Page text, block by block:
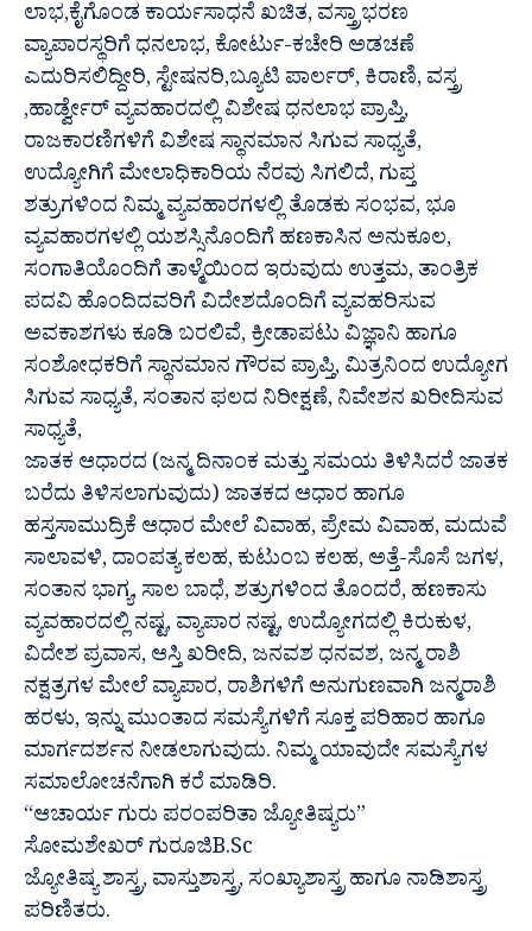
ಲಾಭ,ಕೈಗೊಂಡ ಕಾರ್ಯಸಾಧನೆ ಖಚಿತ, ವಸ್ತ್ರಾಭರಣ
ವ್ಯಾಪಾರಸ್ಥರಿಗೆ ಧನಲಾಭ, ಕೋರ್ಟು-ಕಚೇರಿ ಅಡಚಣೆ
ಎದುರಿಸಲಿದ್ದೀರಿ, ಸ್ಟೇಷನರಿ,ಬ್ಯೂಟಿ ಪಾರ್ಲರ್, ಕಿರಾಣಿ, ವಸ್ತ್ರ
,ಹಾರ್ಡ್ವೇರ್ ವ್ಯವಹಾರದಲ್ಲಿ ವಿಶೇಷ ಧನಲಾಭ ಪ್ರಾಪ್ತಿ,
ರಾಜಕಾರಣಿಗಳಿಗೆ ವಿಶೇಷ ಸ್ಥಾನಮಾನ ಸಿಗುವ ಸಾಧ್ಯತೆ,
ಉದ್ಯೋಗಿಗೆ ಮೇಲಾಧಿಕಾರಿಯ ನೆರವು ಸಿಗಲಿದೆ, ಗುಪ್ತ
ಶತ್ರುಗಳಿಂದ ನಿಮ್ಮ ವ್ಯವಹಾರಗಳಲ್ಲಿ ತೊಡಕು ಸಂಭವ, ಭೂ
ವ್ಯವಹಾರಗಳಲ್ಲಿ ಯಶಸ್ಸಿನೊಂದಿಗೆ ಹಣಕಾಸಿನ ಅನುಕೂಲ,
ಸಂಗಾತಿಯೊಂದಿಗೆ ತಾಳ್ಮೆಯಿಂದ ಇರುವುದು ಉತ್ತಮ, ತಾಂತ್ರಿಕ
ಪದವಿ ಹೊಂದಿದವರಿಗೆ ವಿದೇಶದೊಂದಿಗೆ ವ್ಯವಹರಿಸುವ
ಅವಕಾಶಗಳು ಕೂಡಿ ಬರಲಿವೆ, ಕ್ರೀಡಾಪಟು ವಿಜ್ಞಾನಿ ಹಾಗೂ
ಸಂಶೋಧಕರಿಗೆ ಸ್ಥಾನಮಾನ ಗೌರವ ಪ್ರಾಪ್ತಿ, ಮಿತ್ರನಿಂದ ಉದ್ಯೋಗ
ಸಿಗುವ ಸಾಧ್ಯತೆ, ಸಂತಾನ ಫಲದ ನಿರೀಕ್ಷಣೆ, ನಿವೇಶನ ಖರೀದಿಸುವ
ಸಾಧ್ಯತೆ,
ಜಾತಕ ಆಧಾರದ (ಜನ್ಮ ದಿನಾಂಕ ಮತ್ತು ಸಮಯ ತಿಳಿಸಿದರೆ ಜಾತಕ
ಬರೆದು ತಿಳಿಸಲಾಗುವುದು) ಜಾತಕದ ಆಧಾರ ಹಾಗೂ
ಹಸ್ತಸಾಮುದ್ರಿಕೆ ಆಧಾರ ಮೇಲೆ ವಿವಾಹ, ಪ್ರೇಮ ವಿವಾಹ, ಮದುವೆ
ಸಾಲಾವಳಿ, ದಾಂಪತ್ಯ ಕಲಹ, ಕುಟುಂಬ ಕಲಹ, ಅತ್ತೆ-ಸೊಸೆ ಜಗಳ,
ಸಂತಾನ ಭಾಗ್ಯ, ಸಾಲ ಬಾಧೆ, ಶತ್ರುಗಳಿಂದ ತೊಂದರೆ, ಹಣಕಾಸು
ವ್ಯವಹಾರದಲ್ಲಿ ನಷ್ಟ, ವ್ಯಾಪಾರ ನಷ್ಟ, ಉದ್ಯೋಗದಲ್ಲಿ ಕಿರುಕುಳ,
ವಿದೇಶ ಪ್ರವಾಸ, ಆಸ್ತಿ ಖರೀದಿ, ಜನವಶ ಧನವಶ, ಜನ್ಮ ರಾಶಿ
ನಕ್ಷತ್ರಗಳ ಮೇಲೆ ವ್ಯಾಪಾರ, ರಾಶಿಗಳಿಗೆ ಅನುಗುಣವಾಗಿ ಜನ್ಮರಾಶಿ
ಹರಳು, ಇನ್ನು ಮುಂತಾದ ಸಮಸ್ಯೆಗಳಿಗೆ ಸೂಕ್ತ ಪರಿಹಾರ ಹಾಗೂ
ಮಾರ್ಗದರ್ಶನ ನೀಡಲಾಗುವುದು. ನಿಮ್ಮ ಯಾವುದೇ ಸಮಸ್ಯೆಗಳ
ಸಮಾಲೋಚನೆಗಾಗಿ ಕರೆ ಮಾಡಿರಿ.
“ಆಚಾರ್ಯ ಗುರು ಪರಂಪರಿತಾ ಜ್ಯೋತಿಷ್ಯರು”
ಸೋಮಶೇಖರ್ ಗುರೂಜಿB.Sc
ಜ್ಯೋತಿಷ್ಯ ಶಾಸ್ತ್ರ, ವಾಸ್ತುಶಾಸ್ತ್ರ, ಸಂಖ್ಯಾಶಾಸ್ತ್ರ ಹಾಗೂ ನಾಡಿಶಾಸ್ತ್ರ
ಪರಿಣಿತರು.